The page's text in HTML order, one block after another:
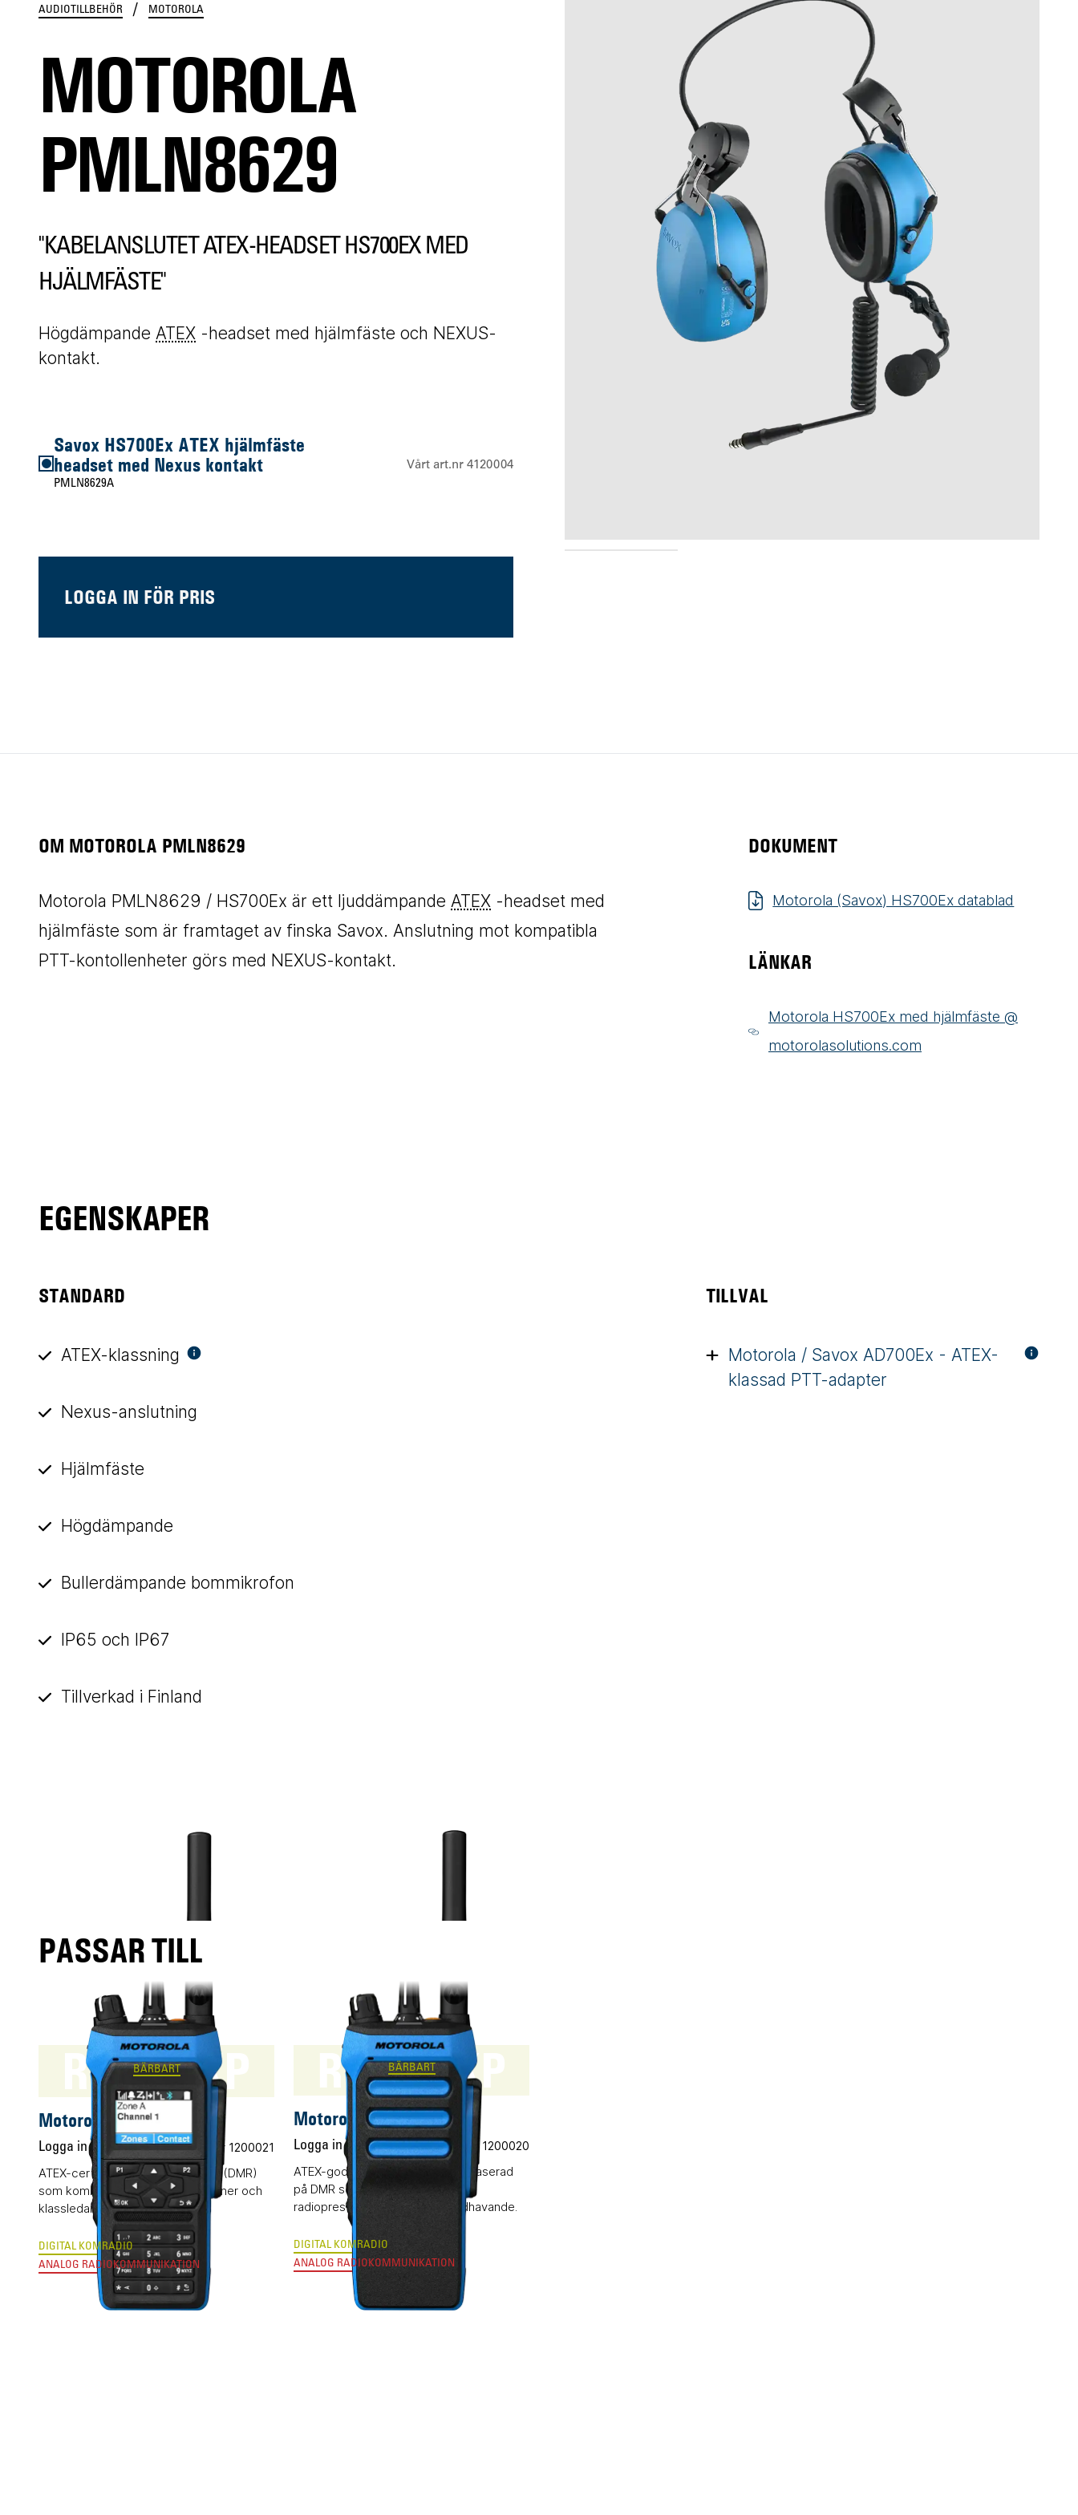
AUDIOTILLBEHÖR / MOTOROLA
MOTOROLA
PMLN8629
"KABELANSLUTET ATEX-HEADSET HS700EX MED
HJÄLMFÄSTE"
Högdämpande ATEX -headset med hjälmfäste och NEXUS-
kontakt.
Savox HS700Ex ATEX hjälmfäste
headset med Nexus kontakt
PMLN8629A
Vårt art.nr 4120004
LOGGA IN FÖR PRIS
OM MOTOROLA PMLN8629
Motorola PMLN8629 / HS700Ex är ett ljuddämpande ATEX -headset med
hjälmfäste som är framtaget av finska Savox. Anslutning mot kompatibla
PTT-kontollenheter görs med NEXUS-kontakt.
DOKUMENT
Motorola (Savox) HS700Ex datablad
LÄNKAR
Motorola HS700Ex med hjälmfäste @
motorolasolutions.com
EGENSKAPER
STANDARD
ATEX-klassning
Nexus-anslutning
Hjälmfäste
Högdämpande
Bullerdämpande bommikrofon
IP65 och IP67
Tillverkad i Finland
TILLVAL
Motorola / Savox AD700Ex - ATEX-
klassad PTT-adapter
PASSAR TILL
R7Ex FKP
BÄRBART
Motorola R7Ex FKP
Logga in för pris Vårt art.nr 1200021
ATEX-certifierad digital komradio (DMR)
som kombinerar moderna funktioner och
klassledande radioprestanda.
DIGITAL KOMRADIO
ANALOG RADIOKOMMUNIKATION
R7Ex NKP
BÄRBART
Motorola R7Ex NKP
Logga in för pris Vårt art.nr 1200020
ATEX-godkänd digital komradio baserad
på DMR som kombinerar grym
radioprestanda och enkelt handhavande.
DIGITAL KOMRADIO
ANALOG RADIOKOMMUNIKATION